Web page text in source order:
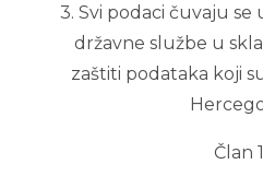
3. Svi podaci čuvaju se
državne službe u
zaštiti podataka koji
Član